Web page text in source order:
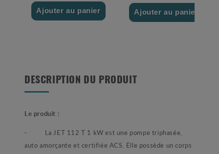
Ajouter au panier Ajouter au panier
DESCRIPTION DU PRODUIT
Le produit :
- La JET 112 T 1 kW est une pompe triphasée,
auto amorçante et certifiée ACS. Elle possède un corps